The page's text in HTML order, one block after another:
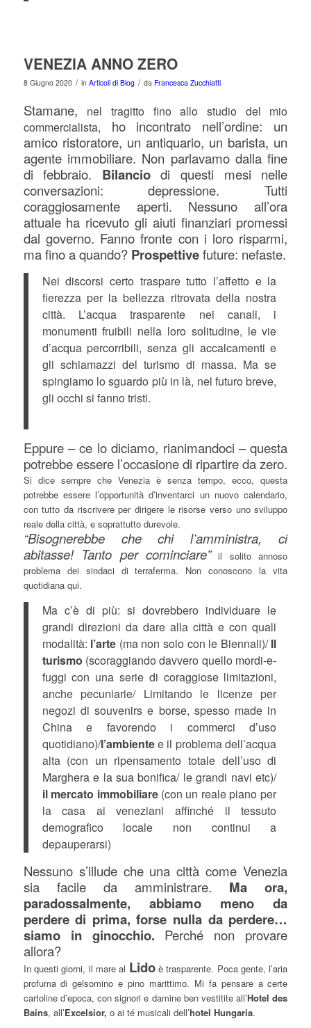
VENEZIA ANNO ZERO
8 Giugno 2020 / in Articoli di Blog / da Francesca Zucchiatti
Stamane, nel tragitto fino allo studio del mio
commercialista, ho incontrato nell’ordine: un
amico ristoratore, un antiquario, un barista, un
agente immobiliare. Non parlavamo dalla fine
di febbraio. Bilanciodi questi mesi nelle
conversazioni: depressione. Tutti
coraggiosamente aperti. Nessuno all’ora
attuale ha ricevuto gli aiuti finanziari promessi
dal governo. Fanno fronte con i loro risparmi,
ma fino a quando? Prospettivefuture: nefaste.
Nei discorsi certo traspare tutto l’affetto e la
fierezza per la bellezza ritrovata della nostra
città. L’acqua trasparente nei canali, i
monumenti fruibili nella loro solitudine, le vie
d’acqua percorribili, senza gli accalcamenti e
gli schiamazzi del turismo di massa. Ma se
spingiamo lo sguardo più in là, nel futuro breve,
gli occhi si fanno tristi.
Eppure – ce lo diciamo, rianimandoci – questa
potrebbe essere l’occasione di ripartire da zero.
Si dice sempre che Venezia è senza tempo, ecco, questa
potrebbe essere l’opportunità d’inventarci un nuovo calendario,
con tutto da riscrivere per dirigere le risorse verso uno sviluppo
reale della città, e soprattutto durevole.
“Bisognerebbe che chi l’amministra, ci
abitasse! Tanto per cominciare”il solito annoso
problema dei sindaci di terraferma. Non conoscono la vita
quotidiana qui.
Ma c’è di più: si dovrebbero individuare le
grandi direzioni da dare alla città e con quali
modalità: l’arte (ma non solo con le Biennali)/Il
turismo (scoraggiando davvero quello mordi-e-
fuggi con una serie di coraggiose limitazioni,
anche pecuniarie/ Limitando le licenze per
negozi di souvenirs e borse, spesso made in
China e favorendo i commerci d’uso
quotidiano)/l’ambientee il problema dell’acqua
alta (con un ripensamento totale dell’uso di
Marghera e la sua bonifica/ le grandi navi etc)/
il mercato immobiliare(con un reale piano per
la casa ai veneziani affinché il tessuto
demografico locale non continui a
depauperarsi)
Nessuno s’illude che una città come Venezia
sia facile da amministrare. Ma ora,
paradossalmente, abbiamo meno da
perdere di prima, forse nulla da perdere…
siamo in ginocchio. Perché non provare
allora?
In questi giorni, il mare al Lidoè trasparente. Poca gente, l’aria
profuma di gelsomino e pino marittimo. Mi fa pensare a certe
cartoline d’epoca, con signori e damine ben vestitite all’Hotel des
Bains, all’Excelsior, o ai té musicali dell’hotel Hungaria.